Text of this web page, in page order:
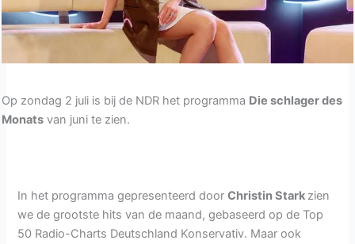
Op zondag 2 juli is bij de NDR het programma Die schlager des
Monats van juni te zien.
In het programma gepresenteerd doorChristin Stark zien
we de grootste hits van de maand, gebaseerd op de Top
50 Radio-Charts Deutschland Konservativ. Maar ook